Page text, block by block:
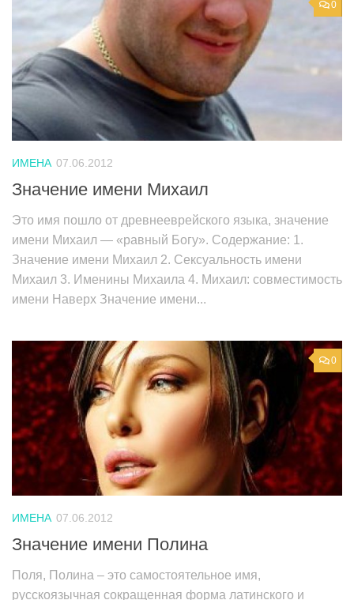
0
ИМЕНА 07.06.2012
Значение имени Михаил
Это имя пошло от древнееврейского языка, значение
имени Михаил — «равный Богу». Содержание: 1.
Значение имени Михаил 2. Сексуальность имени
Михаил 3. Именины Михаила 4. Михаил: совместимость
имени Наверх Значение имени...
0
ИМЕНА 07.06.2012
Значение имени Полина
Поля, Полина – это самостоятельное имя,
русскоязычная сокращенная форма латинского и